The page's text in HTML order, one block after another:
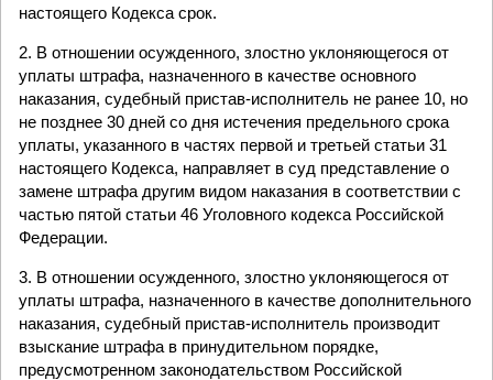
настоящего Кодекса срок.
2. В отношении осужденного, злостно уклоняющегося от
уплаты штрафа, назначенного в качестве основного
наказания, судебный пристав-исполнитель не ранее 10, но
не позднее 30 дней со дня истечения предельного срока
уплаты, указанного в частях первой и третьей статьи 31
настоящего Кодекса, направляет в суд представление о
замене штрафа другим видом наказания в соответствии с
частью пятой статьи 46 Уголовного кодекса Российской
Федерации.
3. В отношении осужденного, злостно уклоняющегося от
уплаты штрафа, назначенного в качестве дополнительного
наказания, судебный пристав-исполнитель производит
взыскание штрафа в принудительном порядке,
предусмотренном законодательством Российской